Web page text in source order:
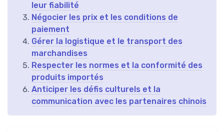
leur fiabilité
Négocier les prix et les conditions de
paiement
Gérer la logistique et le transport des
marchandises
Respecter les normes et la conformité des
produits importés
Anticiper les défis culturels et la
communication avec les partenaires chinois